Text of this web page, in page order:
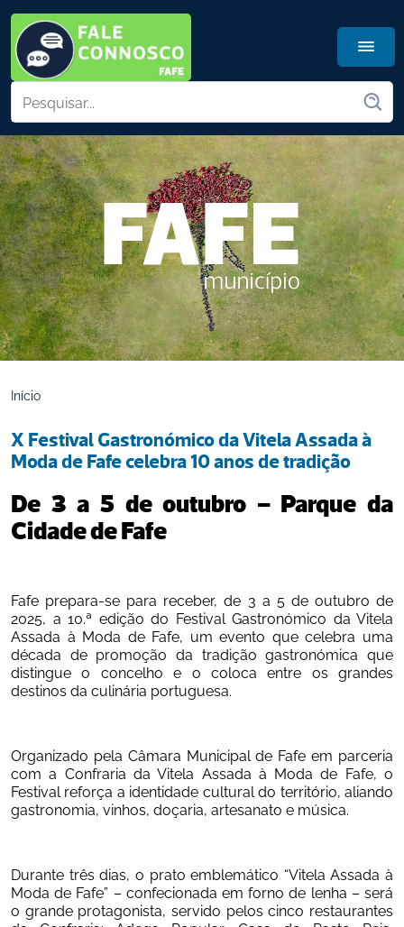
Início
X Festival Gastronómico da Vitela Assada à
Moda de Fafe celebra 10 anos de tradição
De 3 a 5 de outubro – Parque da
Cidade de Fafe
Fafe prepara-se para receber, de 3 a 5 de outubro de
2025, a 10.ª edição do Festival Gastronómico da Vitela
Assada à Moda de Fafe, um evento que celebra uma
década de promoção da tradição gastronómica que
distingue o concelho e o coloca entre os grandes
destinos da culinária portuguesa.
Organizado pela Câmara Municipal de Fafe em parceria
com a Confraria da Vitela Assada à Moda de Fafe, o
Festival reforça a identidade cultural do território, aliando
gastronomia, vinhos, doçaria, artesanato e música.
Durante três dias, o prato emblemático “Vitela Assada à
Moda de Fafe” – confecionada em forno de lenha – será
o grande protagonista, servido pelos cinco restaurantes